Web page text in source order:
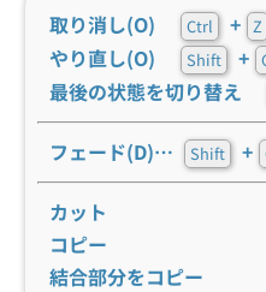
取り消し(O) Ctrl + Z
やり直し(O) Shift +
最後の状態を切り替え
フェード(D)… Shift +
カット
コピー
結合部分をコピー